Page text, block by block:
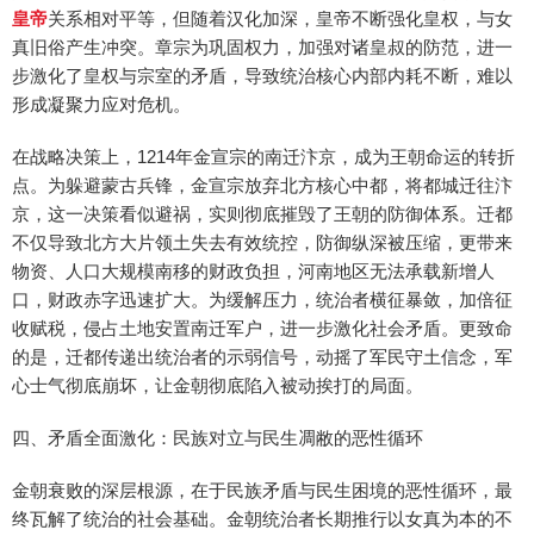
皇帝关系相对平等，但随着汉化加深，皇帝不断强化皇权，与女
真旧俗产生冲突。章宗为巩固权力，加强对诸皇叔的防范，进一
步激化了皇权与宗室的矛盾，导致统治核心内部内耗不断，难以
形成凝聚力应对危机。
在战略决策上，1214年金宣宗的南迁汴京，成为王朝命运的转折
点。为躲避蒙古兵锋，金宣宗放弃北方核心中都，将都城迁往汴
京，这一决策看似避祸，实则彻底摧毁了王朝的防御体系。迁都
不仅导致北方大片领土失去有效统控，防御纵深被压缩，更带来
物资、人口大规模南移的财政负担，河南地区无法承载新增人
口，财政赤字迅速扩大。为缓解压力，统治者横征暴敛，加倍征
收赋税，侵占土地安置南迁军户，进一步激化社会矛盾。更致命
的是，迁都传递出统治者的示弱信号，动摇了军民守土信念，军
心士气彻底崩坏，让金朝彻底陷入被动挨打的局面。
四、矛盾全面激化：民族对立与民生凋敝的恶性循环
金朝衰败的深层根源，在于民族矛盾与民生困境的恶性循环，最
终瓦解了统治的社会基础。金朝统治者长期推行以女真为本的不